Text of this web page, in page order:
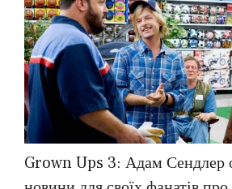
Grown Ups 3: Адам Сендлер